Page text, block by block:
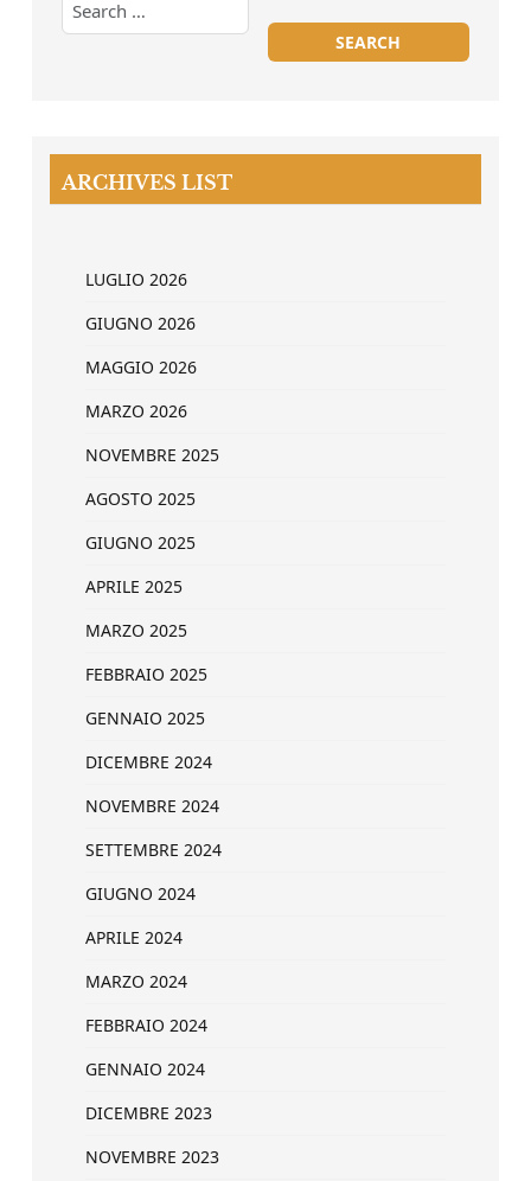
ARCHIVES LIST
LUGLIO 2026
GIUGNO 2026
MAGGIO 2026
MARZO 2026
NOVEMBRE 2025
AGOSTO 2025
GIUGNO 2025
APRILE 2025
MARZO 2025
FEBBRAIO 2025
GENNAIO 2025
DICEMBRE 2024
NOVEMBRE 2024
SETTEMBRE 2024
GIUGNO 2024
APRILE 2024
MARZO 2024
FEBBRAIO 2024
GENNAIO 2024
DICEMBRE 2023
NOVEMBRE 2023